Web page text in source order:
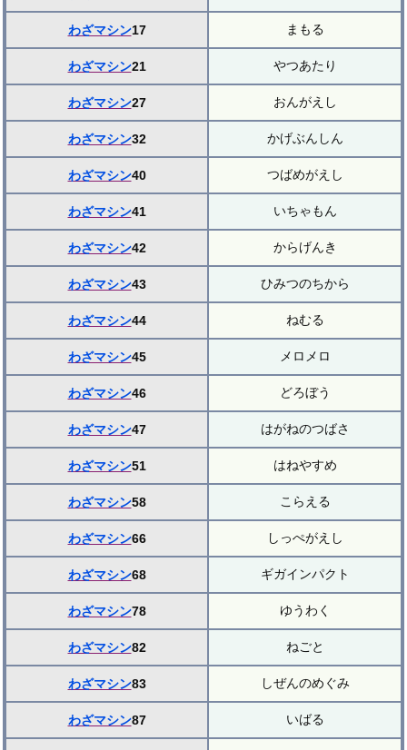
わざマシン17 まもる
わざマシン21 やつあたり
わざマシン27 おんがえし
わざマシン32 かげぶんしん
わざマシン40 つばめがえし
わざマシン41 いちゃもん
わざマシン42 からげんき
わざマシン43 ひみつのちから
わざマシン44 ねむる
わざマシン45 メロメロ
わざマシン46 どろぼう
わざマシン47 はがねのつばさ
わざマシン51 はねやすめ
わざマシン58 こらえる
わざマシン66 しっぺがえし
わざマシン68 ギガインパクト
わざマシン78 ゆうわく
わざマシン82 ねごと
わざマシン83 しぜんのめぐみ
わざマシン87 いばる